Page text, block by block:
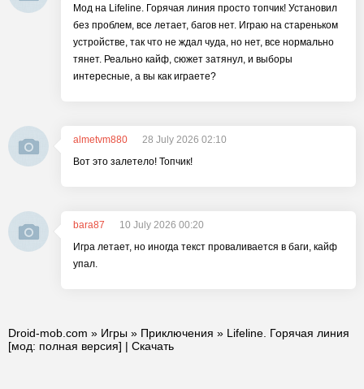
Мод на Lifeline. Горячая линия просто топчик! Установил
без проблем, все летает, багов нет. Играю на стареньком
устройстве, так что не ждал чуда, но нет, все нормально
тянет. Реально кайф, сюжет затянул, и выборы
интересные, а вы как играете?
almetvm880
28 July 2026 02:10
Вот это залетело! Топчик!
bara87
10 July 2026 00:20
Игра летает, но иногда текст проваливается в баги, кайф
упал.
Droid-mob.com » Игры » Приключения » Lifeline. Горячая линия
[мод: полная версия] | Скачать